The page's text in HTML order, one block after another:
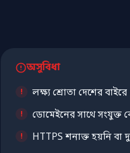
অসুবিধা
লক্ষ্য শ্রোতা দেশের
ডোমেইনের সাথে সংযুক্ত
HTTPS শনাক্ত হয়নি বা